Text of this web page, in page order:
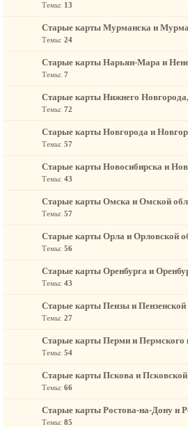
Темы: 13
Старые карты Мурманска и
Темы: 24
Старые карты Нарьян-Мара и
Темы: 7
Старые карты Нижнего
Темы: 72
Старые карты Новгорода и
Темы: 57
Старые карты Новосибирска и
Темы: 43
Старые карты Омска и Омской
Темы: 57
Старые карты Орла и Орловской
Темы: 56
Старые карты Оренбурга и
Темы: 43
Старые карты Пензы и Пензенской
Темы: 27
Старые карты Перми и Пермского
Темы: 54
Старые карты Пскова и Псковской
Темы: 66
Старые карты Ростова-на-Дону и
Темы: 85